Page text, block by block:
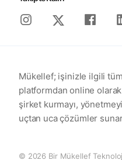
Instagram
X
Mükellef; işinizle ilgili
platformdan online
şirket kurmayı,
uçtan uca çözümler
© 2026 Bir Mükellef